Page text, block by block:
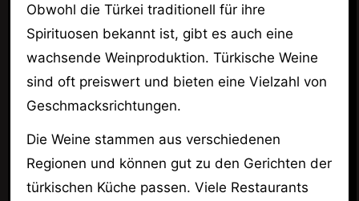
Obwohl die Türkei traditionell für ihre
Spirituosen bekannt ist, gibt es auch eine
wachsende Weinproduktion. Türkische Weine
sind oft preiswert und bieten eine Vielzahl von
Geschmacksrichtungen.
Die Weine stammen aus verschiedenen
Regionen und können gut zu den Gerichten der
türkischen Küche passen. Viele Restaurants